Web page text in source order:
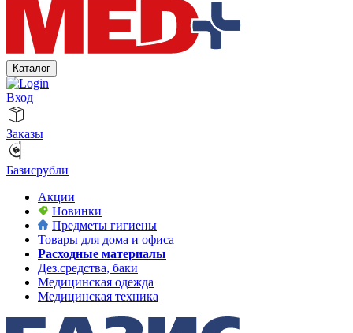
Каталог
Вход
Заказы
Базисрубли
Акции
Новинки
Предметы гигиены
Товары для дома и офиса
Расходные материалы
Дез.средства, баки
Медицинская одежда
Медицинская техника